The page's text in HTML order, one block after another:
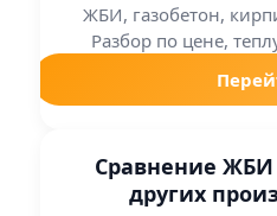
ЖБИ, газобетон,
Разбор по цене,
Сравнение
других